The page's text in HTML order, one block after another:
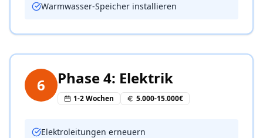
Warmwasser-Speicher installieren
6 Phase 4: Elektrik
1-2 Wochen 5.000-15.000€
Elektroleitungen erneuern
Was soll erledigt werden?